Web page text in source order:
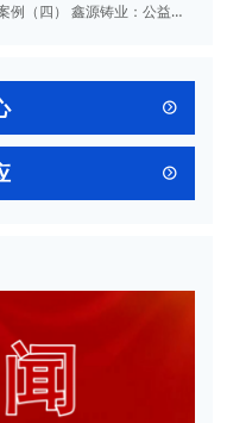
业：公益助教为乡村振兴强基赋能

